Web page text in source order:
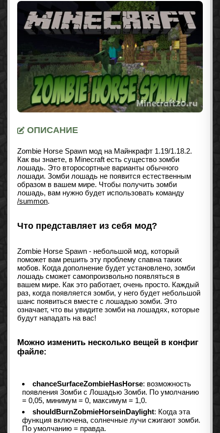
ОПИСАНИЕ
Zombie Horse Spawn мод на Майнкрафт 1.19/1.18.2.
Как вы знаете, в Minecraft есть существо зомби
лошадь. Это второсортные варианты обычного
лошади. Зомби лошадь не появится естественным
образом в вашем мире. Чтобы получить зомби
лошадь, вам нужно будет использовать команду
/summon.
Что представляет из себя мод?
Zombie Horse Spawn - небольшой мод, который
поможет вам решить эту проблему спавна таких
мобов. Когда дополнение будет установлено, зомби
лошадь сможет самопроизвольно появляться в
вашем мире. Как это работает, очень просто. Каждый
раз, когда появляется зомби, у него будет небольшой
шанс появиться вместе с лошадью зомби. Это
означает, что вы увидите зомби на лошадях, которые
будут нападать на вас!
Можно изменить несколько вещей в конфиг
файле:
chanceSurfaceZombieHasHorse: возможность
появления Зомби с Лошадью Зомби. По умолчанию
= 0,05, минимум = 0, максимум = 1,0.
shouldBurnZobmieHorseinDaylight: Когда эта
функция включена, солнечные лучи сжигают зомби.
По умолчанию = правда.